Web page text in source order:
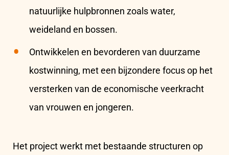
natuurlijke hulpbronnen zoals water,
weideland en bossen.
Ontwikkelen en bevorderen van duurzame
kostwinning, met een bijzondere focus op het
versterken van de economische veerkracht
van vrouwen en jongeren.
Het project werkt met bestaande structuren op